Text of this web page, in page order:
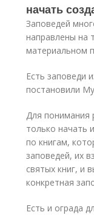
начать
Заповедей
направлены на
материальном
Есть заповеди
постановили
Для понимания
только начать
по книгам,
заповедей, их
святых книг, и
конкретная
Есть и ограда